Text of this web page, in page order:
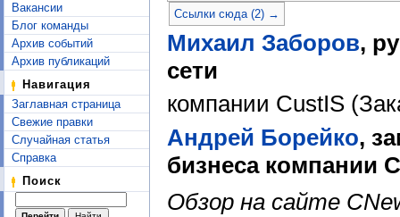
Вакансии
Блог команды
Архив событий
Архив публикаций
Навигация
Заглавная страница
Свежие правки
Случайная статья
Справка
Поиск
Ссылки сюда (2) →
Михаил Заборов,
сети
компании CustIS
Андрей Борейко,
бизнеса компании
Обзор на сайте